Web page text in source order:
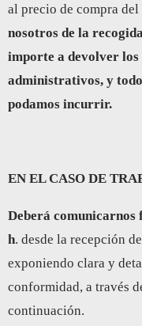
al precio de compra del
nosotros de la
importe a devolver los
administrativos, y
podamos incurrir.
EN EL CASO DE
Deberá comunicarnos
h. desde la recepción
exponiendo clara y
conformidad, a través
continuación.